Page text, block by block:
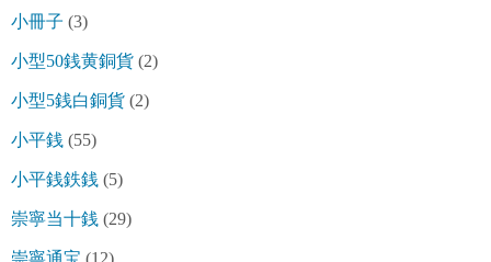
小冊子 (3)
小型50銭黄銅貨 (2)
小型5銭白銅貨 (2)
小平銭 (55)
小平銭鉄銭 (5)
崇寧当十銭 (29)
崇寧通宝 (12)